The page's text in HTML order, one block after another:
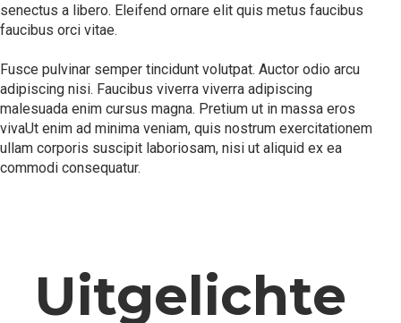
senectus a libero. Eleifend ornare elit quis metus faucibus
faucibus orci vitae.
Fusce pulvinar semper tincidunt volutpat. Auctor odio arcu
adipiscing nisi. Faucibus viverra viverra adipiscing
malesuada enim cursus magna. Pretium ut in massa eros
vivaUt enim ad minima veniam, quis nostrum exercitationem
ullam corporis suscipit laboriosam, nisi ut aliquid ex ea
commodi consequatur.
Uitgelichte